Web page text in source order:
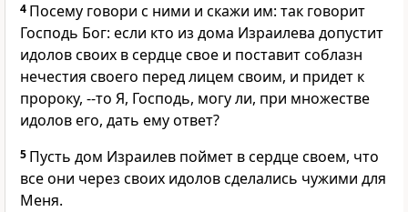
4 Посему говори с ними и скажи им: так говорит
Господь Бог: если кто из дома Израилева допустит
идолов своих в сердце свое и поставит соблазн
нечестия своего перед лицем своим, и придет к
пророку, --то Я, Господь, могу ли, при множестве
идолов его, дать ему ответ?
5 Пусть дом Израилев поймет в сердце своем, что
все они через своих идолов сделались чужими для
Меня.